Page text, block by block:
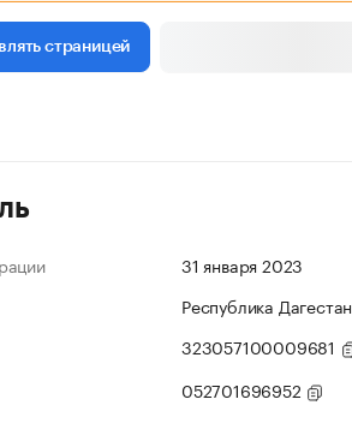
страницей
31 января 2023
Республика Дагестан
323057100009681
052701696952